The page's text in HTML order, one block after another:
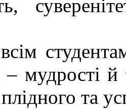
мудрості й
плідного та